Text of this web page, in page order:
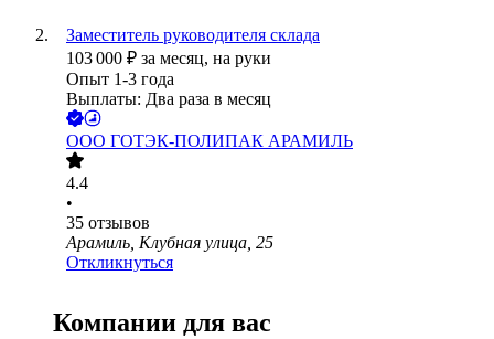
Заместитель руководителя склада
103 000 ₽ за месяц, на руки
Опыт 1-3 года
Выплаты: Два раза в месяц
ООО ГОТЭК-ПОЛИПАК АРАМИЛЬ
4.4
•
35 отзывов
Арамиль, Клубная улица, 25
Откликнуться
Компании для вас